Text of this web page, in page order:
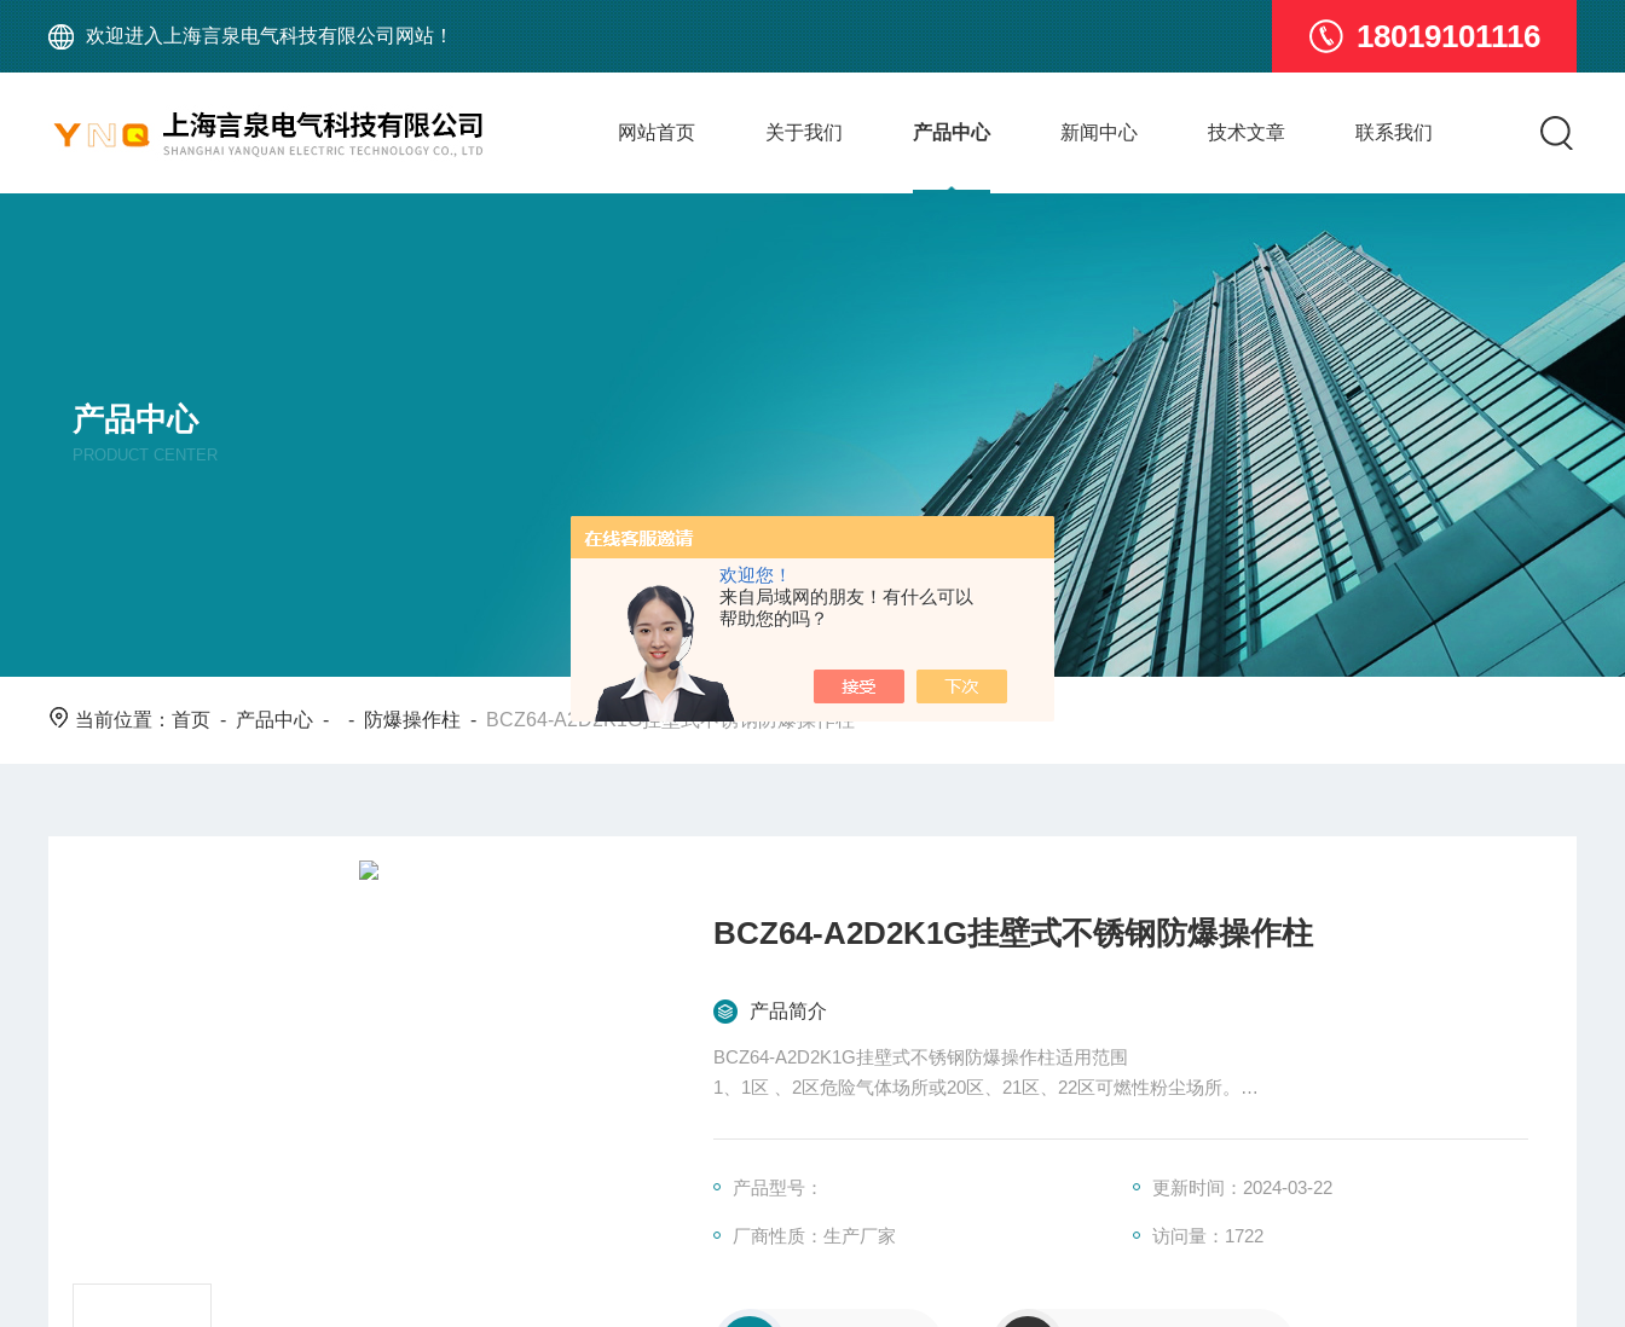
欢迎您！
来自局域网的朋友！有什么可以
帮助您的吗？
欢迎进入上海言泉电气科技有限公司网站！ 18019101116
网站首页 关于我们 产品中心 新闻中心 技术文章 联系我们
产品中心
PRODUCT CENTER
当前位置：首页 - 产品中心 - - 防爆操作柱 - BCZ64-A2D2K1G挂壁式不锈钢防爆操作柱
BCZ64-A2D2K1G挂壁式不锈钢防爆操作柱
产品简介
BCZ64-A2D2K1G挂壁式不锈钢防爆操作柱适用范围
1、1区 、2区危险气体场所或20区、21区、22区可燃性粉尘场所。
4、25℃时，相对湿度95%以下
产品型号： 更新时间：2024-03-22
厂商性质：生产厂家 访问量：1722